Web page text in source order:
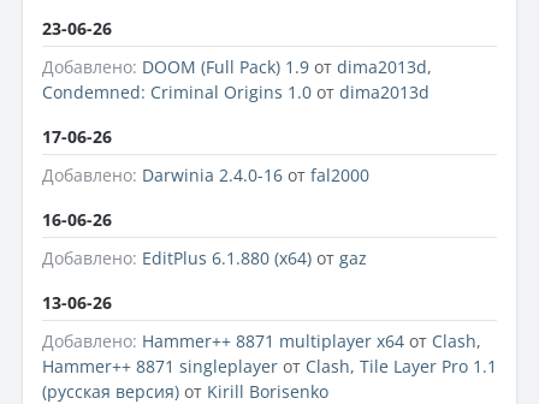
23-06-26
Добавлено: DOOM (Full Pack) 1.9 от dima2013d,
Condemned: Criminal Origins 1.0 от dima2013d
17-06-26
Добавлено: Darwinia 2.4.0-16 от fal2000
16-06-26
Добавлено: EditPlus 6.1.880 (x64) от gaz
13-06-26
Добавлено: Hammer++ 8871 multiplayer x64 от Clash,
Hammer++ 8871 singleplayer от Clash, Tile Layer Pro 1.1
(русская версия) от Kirill Borisenko